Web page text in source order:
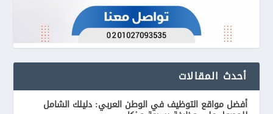
أحدث المقالات
أفضل مواقع التوظيف في الوطن العربي: دليلك الشامل